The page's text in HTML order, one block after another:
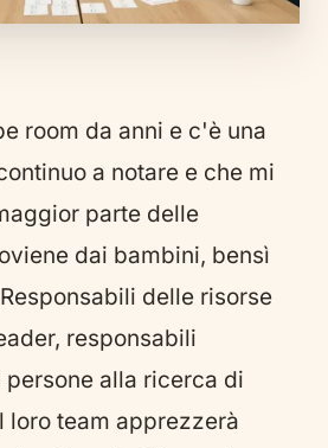
room da anni e c'è una
a notare e che mi
parte delle
dai bambini, bensì
delle risorse
responsabili
alla ricerca di
loro team apprezzerà